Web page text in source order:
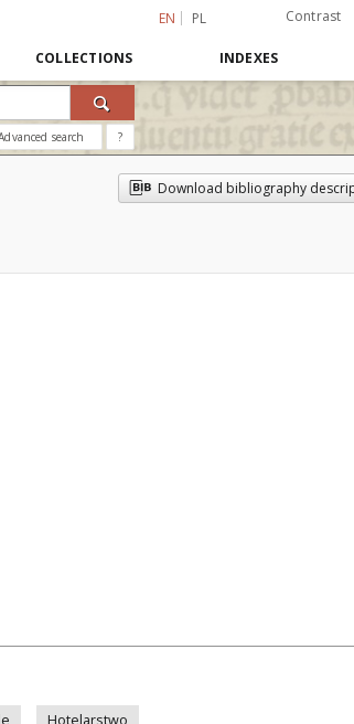
EN PL Contrast
COLLECTIONS INDEXES
search ?
Download bibliography
Hotelarstwo